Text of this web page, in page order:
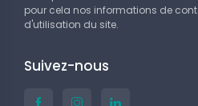
pour cela nos informations de
d'utilisation du site.
Suivez-nous